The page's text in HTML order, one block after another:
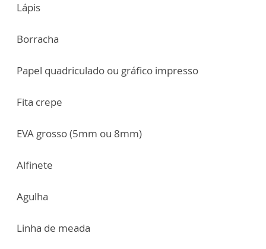
Lápis
Borracha
Papel quadriculado ou gráfico impresso
Fita crepe
EVA grosso (5mm ou 8mm)
Alfinete
Agulha
Linha de meada